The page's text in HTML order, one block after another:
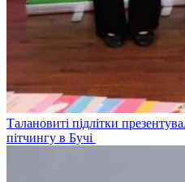
Талановиті підлітки
пітчингу в Бучі